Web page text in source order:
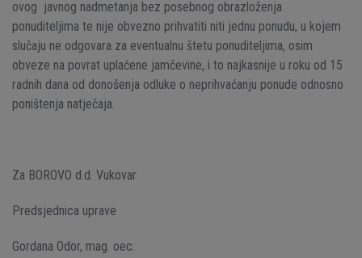
ovog javnog nadmetanja bez posebnog obrazloženja
ponuditeljima te nije obvezno prihvatiti niti jednu ponudu, u kojem
slučaju ne odgovara za eventualnu štetu ponuditeljima, osim
obveze na povrat uplaćene jamčevine, i to najkasnije u roku od 15
radnih dana od donošenja odluke o neprihvaćanju ponude odnosno
poništenja natječaja.
Za BOROVO d.d. Vukovar
Predsjednica uprave
Gordana Odor, mag. oec.